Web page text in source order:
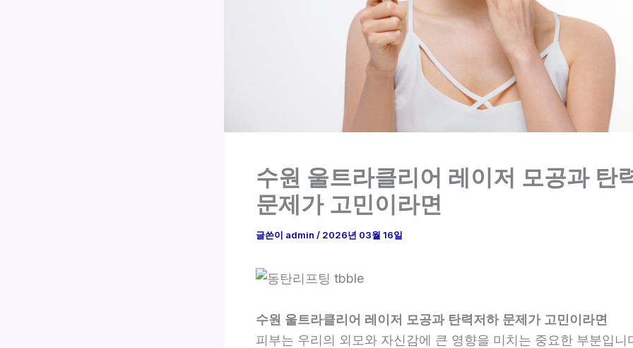
수원 울트라클리어 레이저 모공과 탄
문제가 고민이라면
글쓴이 admin / 2026년 03월 16일
수원 울트라클리어 레이저 모공과 탄력저하 문제가 고민이라면
피부는 우리의 외모와 자신감에 큰 영향을 미치는 중요한 부분입니